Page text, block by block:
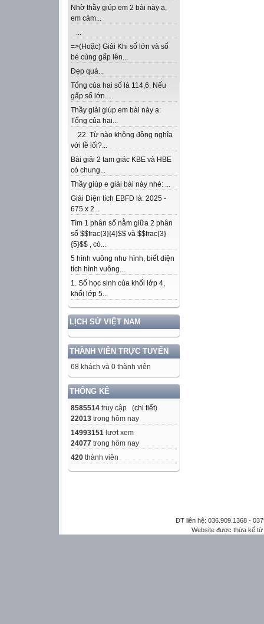
Nhờ thầy giúp em 2 bài này ạ,
em cảm...
...
=>(Hoặc) Giải Khi số lớn và số
bé cùng gấp lên...
Đẹp quá...
Tổng của hai số là 114,6. Nếu
gấp số lớn...
Thầy giải giúp em bài này ạ:
Tổng của hai...
22. Từ nào không đồng nghĩa
với lề lối?...
Bài giải 2 tam giác KBE và HBE
có chung...
Thầy giúp e giải bài này nhé: ...
Giải Diện tích EBFD là: 2025 -
675 x 2...
Tìm 1 phân số nằm giữa 2 phân
số $$frac{3}{4}$$ và $$frac{3}
{5}$$ , có...
5 hình vuông như hình, biết diện
tích hình vuông...
1. Số học sinh của khối lớp 4,
khối lớp 5...
LỊCH SỬ VIỆT NAM
THÀNH VIÊN TRỰC TUYẾN
68 khách và 0 thành viên
THỐNG KÊ
8585514 truy cập (chi tiết)
22013 trong hôm nay
14993151 lượt xem
24077 trong hôm nay
420 thành viên
ĐT liên hệ: 036.909.1368 -
Website được thừa kế từ